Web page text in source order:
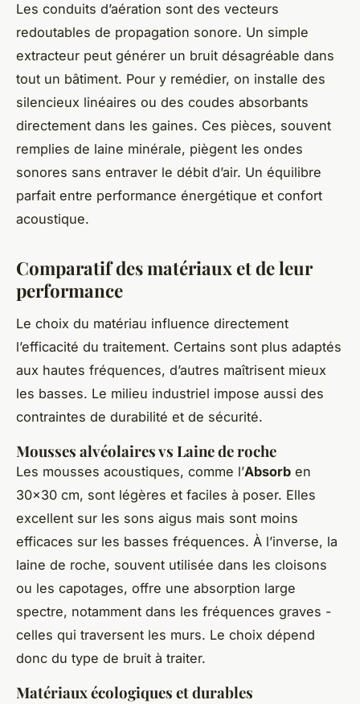
Les conduits d’aération sont des vecteurs
redoutables de propagation sonore. Un simple
extracteur peut générer un bruit désagréable dans
tout un bâtiment. Pour y remédier, on installe des
silencieux linéaires ou des coudes absorbants
directement dans les gaines. Ces pièces, souvent
remplies de laine minérale, piègent les ondes
sonores sans entraver le débit d’air. Un équilibre
parfait entre performance énergétique et confort
acoustique.
Comparatif des matériaux et de leur
performance
Le choix du matériau influence directement
l’efficacité du traitement. Certains sont plus adaptés
aux hautes fréquences, d’autres maîtrisent mieux
les basses. Le milieu industriel impose aussi des
contraintes de durabilité et de sécurité.
Mousses alvéolaires vs Laine de roche
Les mousses acoustiques, comme l’Absorb en
30x30 cm, sont légères et faciles à poser. Elles
excellent sur les sons aigus mais sont moins
efficaces sur les basses fréquences. À l’inverse, la
laine de roche, souvent utilisée dans les cloisons
ou les capotages, offre une absorption large
spectre, notamment dans les fréquences graves -
celles qui traversent les murs. Le choix dépend
donc du type de bruit à traiter.
Matériaux écologiques et durables